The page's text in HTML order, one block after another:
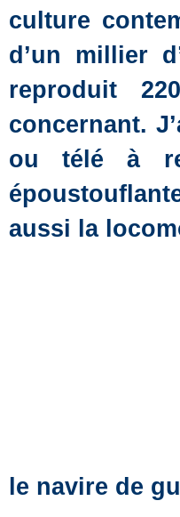
culture
d’un millier
reproduit
concernant.
ou télé à
aussi la
le navire de